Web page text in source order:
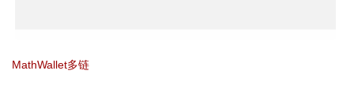
MathWallet多链